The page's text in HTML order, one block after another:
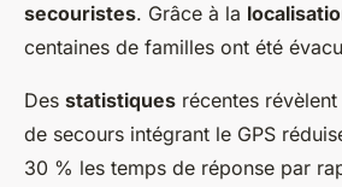
secouristes. Grâce à la
centaines de familles ont été
Des statistiques récentes
de secours intégrant le GPS
30 % les temps de réponse par